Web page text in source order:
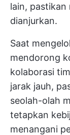
lain, pastikan
dianjurkan.
Saat
mendorong
kolaborasi tim
jarak jauh,
seolah-olah
tetapkan
menangani